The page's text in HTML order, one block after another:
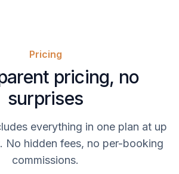
Pricing
pricing, no
surprises
everything in one plan at up
No hidden fees, no per-booking
commissions.